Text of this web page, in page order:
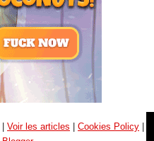
Voir les articles Cookies Policy